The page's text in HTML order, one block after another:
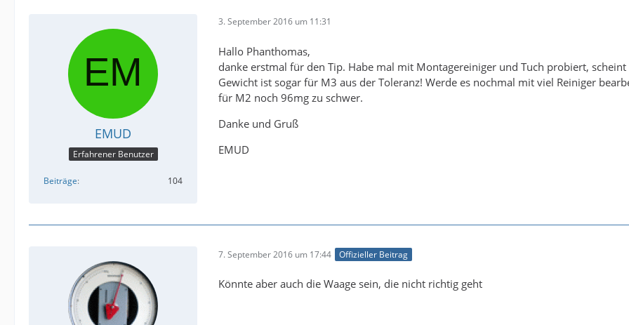
EMUD
Erfahrener Benutzer
Beiträge 104
3. September 2016 um 11:31
Hallo Phanthomas,
danke erstmal für den Tip. Habe mal mit Montagereiniger und Tuch probiert,
Gewicht ist sogar für M3 aus der Toleranz! Werde es nochmal mit viel Reiniger
für M2 noch 96mg zu schwer.
Danke und Gruß
EMUD
7. September 2016 um 17:44 Offizieller Beitrag
Könnte aber auch die Waage sein, die nicht richtig geht